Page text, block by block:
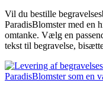
Vil du bestille
ParadisBlomster med en
omtanke. Vælg en
tekst til begravelse,